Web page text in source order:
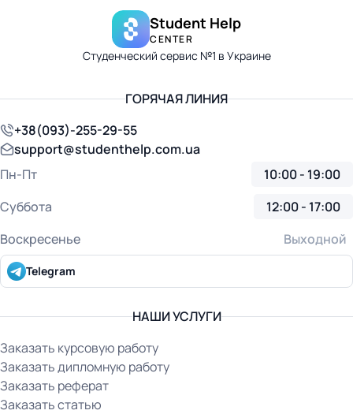
Student Help
CENTER
Студенческий сервис №1 в Украине
НАШИ УСЛУГИ
Заказать курсовую работу
Заказать дипломную работу
Заказать реферат
Заказать статью
ГОРЯЧАЯ ЛИНИЯ
+38(093)-255-29-55
support@studenthelp.com.ua
Пн-Пт
10:00 - 19:00
Суббота
12:00 - 17:00
Воскресенье
Выходной
Telegram